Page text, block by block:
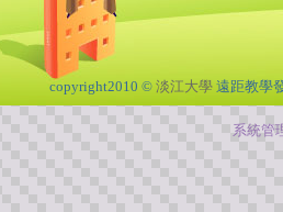
copyright2010 © 淡江大學 遠距教學
系統管